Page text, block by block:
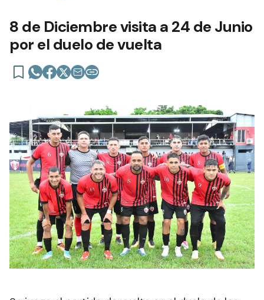
8 de Diciembre visita a 24 de Junio
por el duelo de vuelta